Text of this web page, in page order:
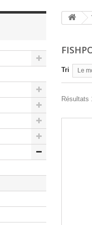
Tri Le
Résultats